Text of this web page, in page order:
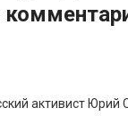
активист Юрий